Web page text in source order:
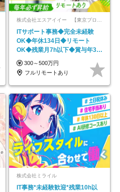
ITサポート事務◆完全未経験
OK◆年休134日◆リモート
OK◆残業月7h以下◆賞与年3回
◆5年目まで必ず昇給
300～500万円
フルリモートあり
株式会社ミライル
IT事務*未経験歓迎*残業10h以